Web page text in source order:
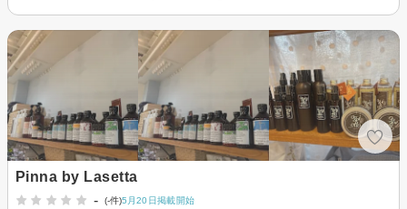
Pinna by Lasetta
-
(-件)5月20日掲載開始